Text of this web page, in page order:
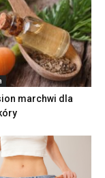
marchwi dla